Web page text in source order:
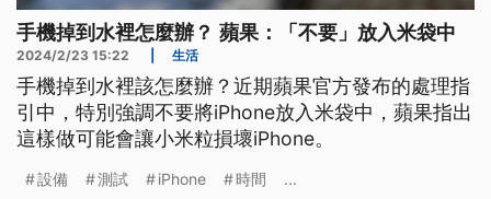
手機掉到水裡怎麼辦？ 蘋果：「不要」放入米袋中
2024/2/23 15:22 生活
手機掉到水裡該怎麼辦？近期蘋果官方發布的處理指
引中，特別強調不要將iPhone放入米袋中，蘋果指出
這樣做可能會讓小米粒損壞iPhone。
設備 測試 iPhone 時間 ...